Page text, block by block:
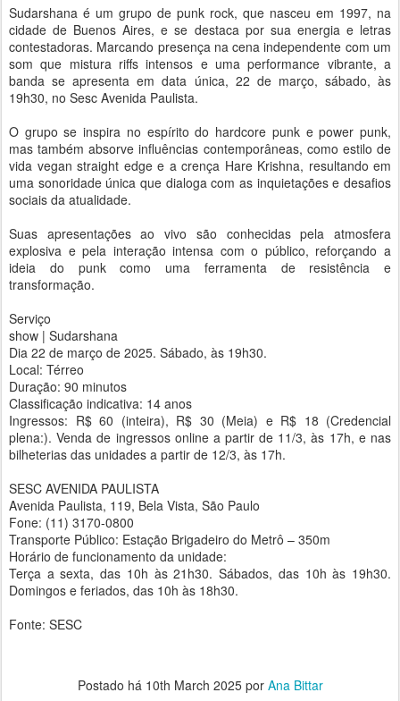
Sudarshana é um grupo de punk rock, que nasceu em 1997, na
cidade de Buenos Aires, e se destaca por sua energia e letras
contestadoras. Marcando presença na cena independente com um
som que mistura riffs intensos e uma performance vibrante, a
banda se apresenta em data única, 22 de março, sábado, às
19h30, no Sesc Avenida Paulista.
O grupo se inspira no espírito do hardcore punk e power punk,
mas também absorve influências contemporâneas, como estilo de
vida vegan straight edge e a crença Hare Krishna, resultando em
uma sonoridade única que dialoga com as inquietações e desafios
sociais da atualidade.
Suas apresentações ao vivo são conhecidas pela atmosfera
explosiva e pela interação intensa com o público, reforçando a
ideia do punk como uma ferramenta de resistência e
transformação.
Serviço
show | Sudarshana
Dia 22 de março de 2025. Sábado, às 19h30.
Local: Térreo
Duração: 90 minutos
Classificação indicativa: 14 anos
Ingressos: R$ 60 (inteira), R$ 30 (Meia) e R$ 18 (Credencial
plena:). Venda de ingressos online a partir de 11/3, às 17h, e nas
bilheterias das unidades a partir de 12/3, às 17h.
SESC AVENIDA PAULISTA
Avenida Paulista, 119, Bela Vista, São Paulo
Fone: (11) 3170-0800
Transporte Público: Estação Brigadeiro do Metrô – 350m
Horário de funcionamento da unidade:
Terça a sexta, das 10h às 21h30. Sábados, das 10h às 19h30.
Domingos e feriados, das 10h às 18h30.
Fonte: SESC
Postado há 10th March 2025por Ana Bittar